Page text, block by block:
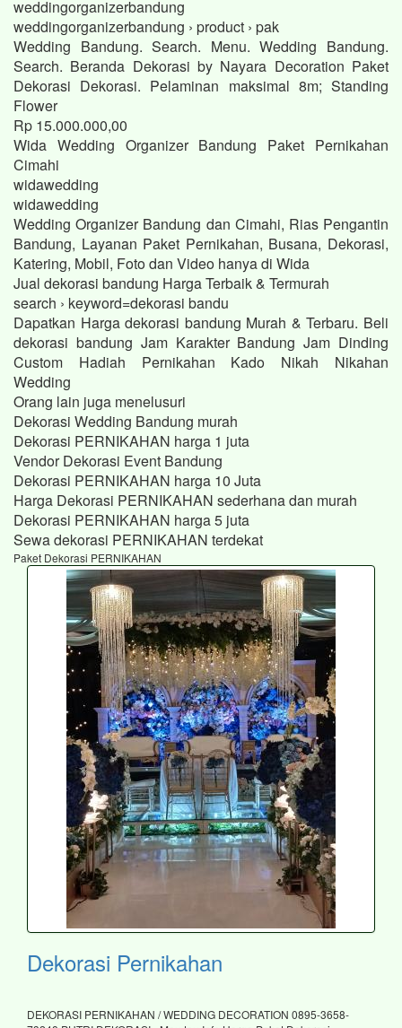
weddingorganizerbandung
weddingorganizerbandung › product › pak
Wedding Bandung. Search. Menu. Wedding Bandung.
Search. Beranda Dekorasi by Nayara Decoration Paket
Dekorasi Dekorasi. Pelaminan maksimal 8m; Standing
Flower
Rp 15.000.000,00
Wida Wedding Organizer Bandung Paket Pernikahan
Cimahi
widawedding
widawedding
Wedding Organizer Bandung dan Cimahi, Rias Pengantin
Bandung, Layanan Paket Pernikahan, Busana, Dekorasi,
Katering, Mobil, Foto dan Video hanya di Wida
Jual dekorasi bandung Harga Terbaik & Termurah
search › keyword=dekorasi bandu
Dapatkan Harga dekorasi bandung Murah & Terbaru. Beli
dekorasi bandung Jam Karakter Bandung Jam Dinding
Custom Hadiah Pernikahan Kado Nikah Nikahan
Wedding
Orang lain juga menelusuri
Dekorasi Wedding Bandung murah
Dekorasi PERNIKAHAN harga 1 juta
Vendor Dekorasi Event Bandung
Dekorasi PERNIKAHAN harga 10 Juta
Harga Dekorasi PERNIKAHAN sederhana dan murah
Dekorasi PERNIKAHAN harga 5 juta
Sewa dekorasi PERNIKAHAN terdekat
Paket Dekorasi PERNIKAHAN
Dekorasi Pernikahan
DEKORASI PERNIKAHAN / WEDDING DECORATION 0895-3658-